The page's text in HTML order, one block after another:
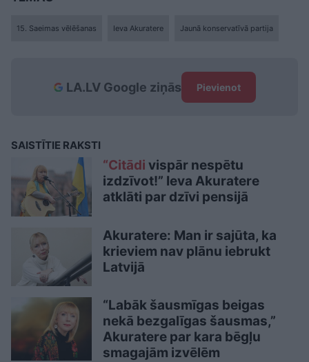
15. Saeimas vēlēšanas Ieva Akuratere Jaunā konservatīvā partija
LA.LV Google ziņās Pievienot
SAISTĪTIE RAKSTI
“Citādi vispār nespētu
izdzīvot!” Ieva Akuratere
atklāti par dzīvi pensijā
Akuratere: Man ir sajūta, ka
krieviem nav plānu iebrukt
Latvijā
“Labāk šausmīgas beigas
nekā bezgalīgas šausmas,”
Akuratere par kara bēgļu
smagajām izvēlēm